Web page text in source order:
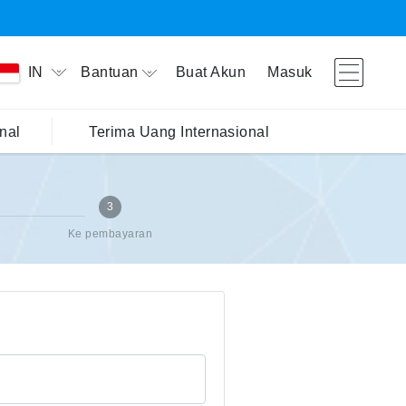
IN Bantuan Buat Akun Masuk
Terima Uang Internasional
3
Ke pembayaran